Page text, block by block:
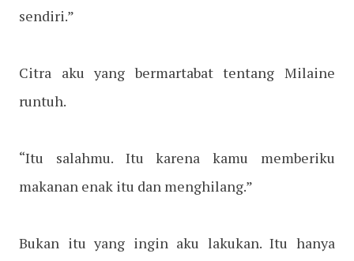
sendiri.”
Citra aku yang bermartabat tentang Milaine
runtuh.
“Itu salahmu. Itu karena kamu memberiku
makanan enak itu dan menghilang.”
Bukan itu yang ingin aku lakukan. Itu hanya